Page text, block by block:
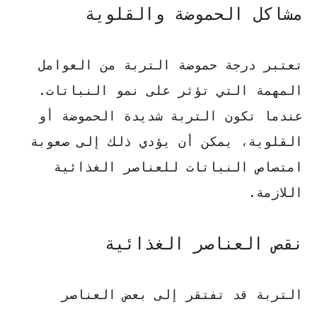
مشاكل الحموضة والقلوية
تعتبر درجة حموضة التربة من العوامل
المهمة التي تؤثر على نمو النباتات.
عندما تكون التربة شديدة الحموضة أو
القلوية، يمكن أن يؤدي ذلك إلى صعوبة
امتصاص النباتات للعناصر الغذائية
اللازمة.
نقص العناصر الغذائية
التربة قد تفتقر إلى بعض العناصر